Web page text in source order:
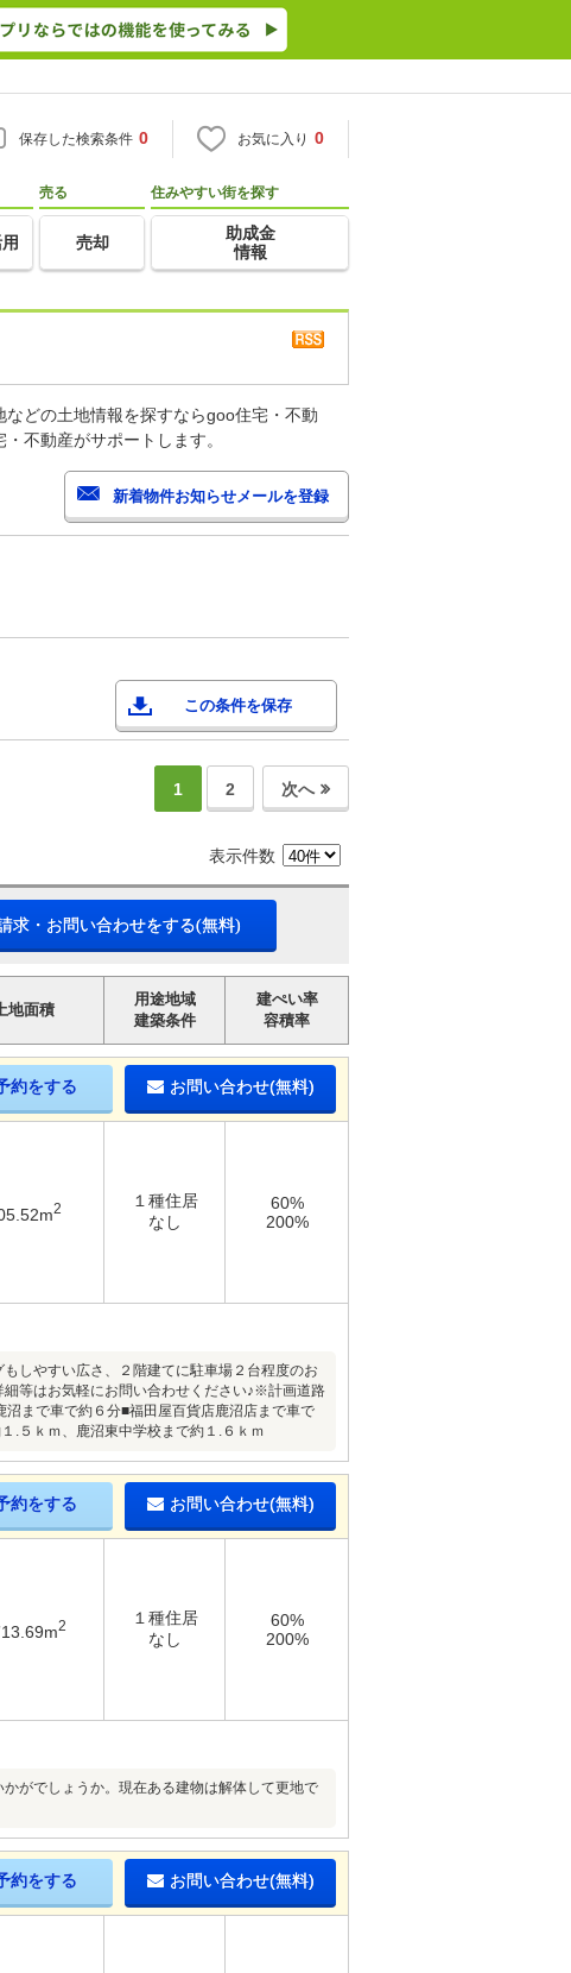
保存した検索条件 0 お気に入り 0
売る
売却
住みやすい街を探す
助成金
情報
どの土地情報を探すならgoo住宅・不動
不動産がサポートします。
この条件を保存
1 2 次へ
表示件数
求・お問い合わせをする(無料)
地面積
用途地域
建築条件
建ぺい率
容積率
約をする お問い合わせ(無料)
2
１種住居
なし
60%
200%
しやすい広さ、２階建てに駐車場２台程度のお
等はお気軽にお問い合わせください♪※計画道路
まで車で約６分■福田屋百貨店鹿沼店まで車で
.５ｋｍ、鹿沼東中学校まで約１.６ｋｍ
約をする お問い合わせ(無料)
2
１種住居
なし
60%
200%
がでしょうか。現在ある建物は解体して更地で
約をする お問い合わせ(無料)